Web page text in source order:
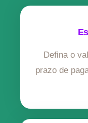
Defina o
prazo de